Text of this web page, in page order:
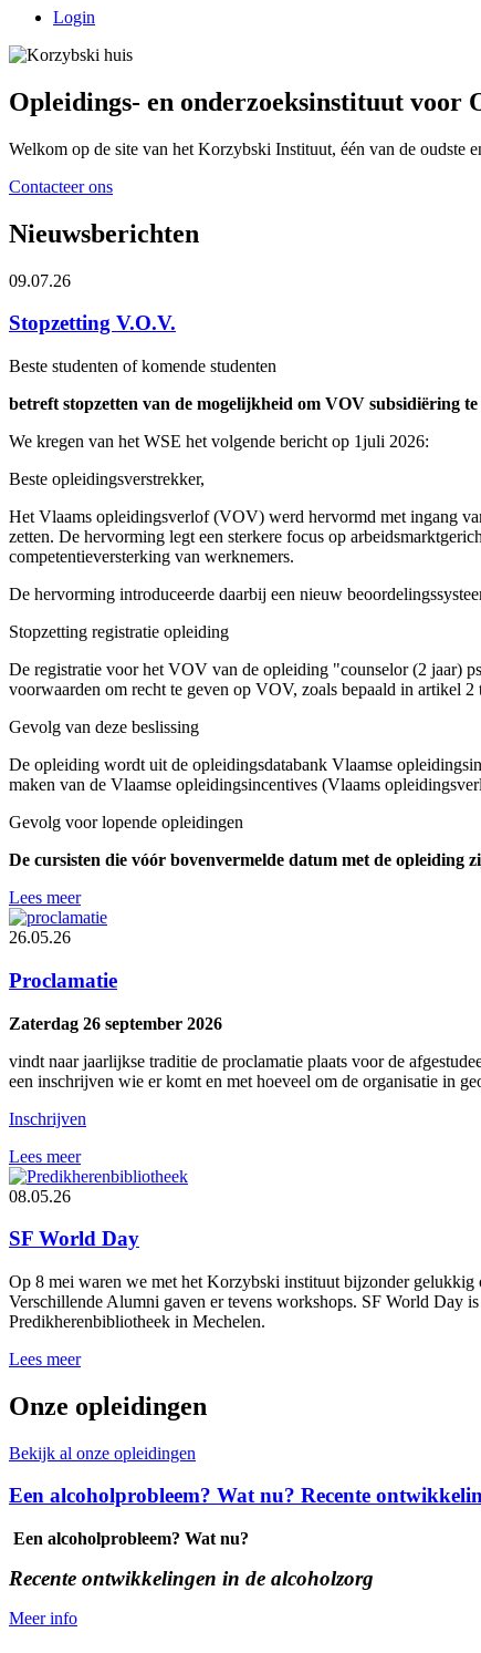
Login
Opleidings- en onderzoeksinstituut voor
Welkom op de site van het Korzybski Instituut, één van de oudste
Contacteer ons
Nieuwsberichten
09.07.26
Stopzetting V.O.V.
Beste studenten of komende studenten
betreft stopzetten van de mogelijkheid om VOV subsidiëring
We kregen van het WSE het volgende bericht op 1juli 2026:
Beste opleidingsverstrekker,
Het Vlaams opleidingsverlof (VOV) werd hervormd met ingang
zetten. De hervorming legt een sterkere focus op
competentieversterking van werknemers.
De hervorming introduceerde daarbij een nieuw
Stopzetting registratie opleiding
De registratie voor het VOV van de opleiding "counselor (2 jaar)
voorwaarden om recht te geven op VOV, zoals bepaald in artikel
Gevolg van deze beslissing
De opleiding wordt uit de opleidingsdatabank Vlaamse
maken van de Vlaamse opleidingsincentives (Vlaams
Gevolg voor lopende opleidingen
De cursisten die vóór bovenvermelde datum met de opleiding
Lees meer
26.05.26
Proclamatie
Zaterdag 26 september 2026
vindt naar jaarlijkse traditie de proclamatie plaats voor de
een inschrijven wie er komt en met hoeveel om de organisatie in
Inschrijven
Lees meer
08.05.26
SF World Day
Op 8 mei waren we met het Korzybski instituut bijzonder
Verschillende Alumni gaven er tevens workshops. SF World Day
Predikherenbibliotheek in Mechelen.
Lees meer
Onze opleidingen
Bekijk al onze opleidingen
Een alcoholprobleem? Wat nu? Recente
Een alcoholprobleem? Wat nu?
Recente ontwikkelingen in de alcoholzorg
Meer info